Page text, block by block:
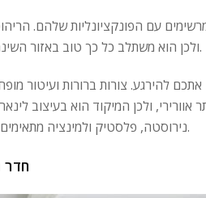
עם הפונקציונליות שלהם.
ולכן הוא משתלב כל כך טוב באזור השינה. עיצוב פנים לא בולט ויותר מרחב אופייניים לחדר השינה המודרני.
אתכם להירגע. צורות ברורות ועיטור
אוורירי, ולכן המיקוד הוא בעיצוב
נירוסטה, פלסטיק ולמינציה מתאימים היטב לעיצוב אזור שינה מודרני. שטיח רך תורם לחמימות המכובדת.
חדר